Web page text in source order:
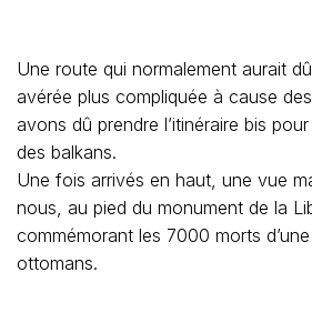
Une route qui normalement aurait
avérée plus compliquée à cause
avons dû prendre l’itinéraire bis
des balkans.
Une fois arrivés en haut, une vue
nous, au pied du monument de la
commémorant les 7000 morts
ottomans.